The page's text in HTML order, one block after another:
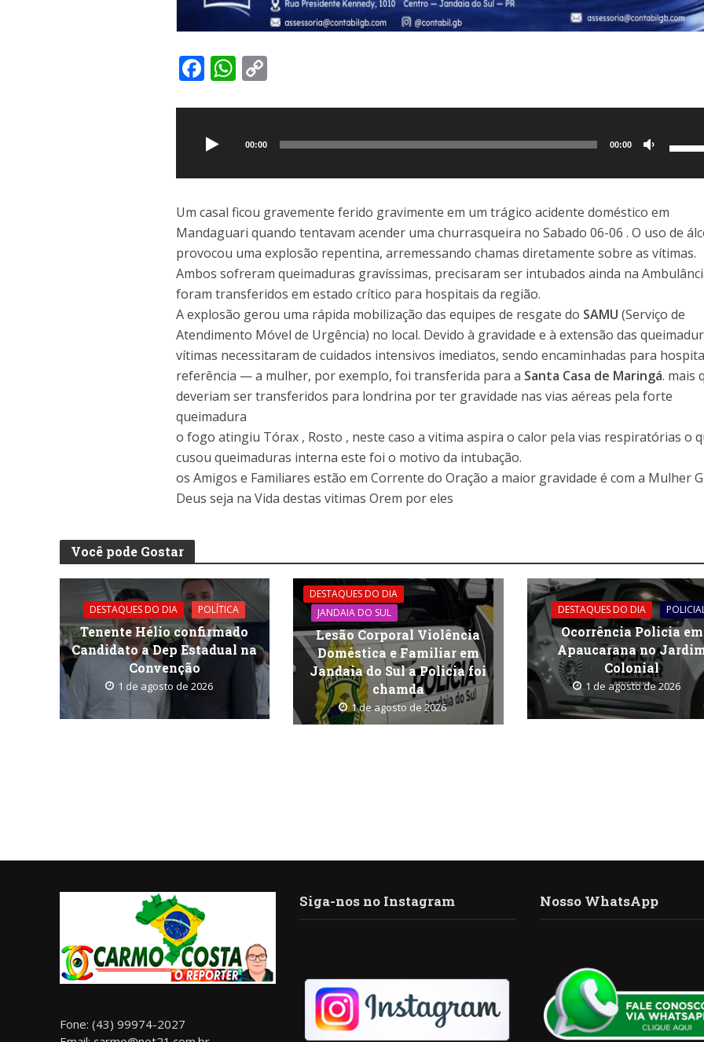
F
e
b
k
W
at
s
p
p
y
k
Tocador
áudio
00:00 00:00
setas
Um casal ficou gravemente ferido gravimente em um trágico acidente doméstico em
Mandaguari quando tentavam acender uma churrasqueira no Sabado 06-06. O uso de
provocou uma explosão repentina, arremessando chamas diretamente sobre as vítimas.
Ambos sofreram queimaduras gravíssimas, precisaram ser intubados ainda na
foram transferidos em estado crítico para hospitais da região.
A explosão gerou uma rápida mobilização das equipes de resgate do SAMU (Serviço de
Atendimento Móvel de Urgência) no local. Devido à gravidade e à extensão das
vítimas necessitaram de cuidados intensivos imediatos, sendo encaminhadas para
referência — a mulher, por exemplo, foi transferida para a Santa Casa de Maringá. mais
deveriam ser transferidos para londrina por ter gravidade nas vias aéreas pela forte
queimadura
o fogo atingiu Tórax , Rosto , neste caso a vitima aspira o calor pela vias respiratórias o
cusou queimaduras interna este foi o motivo da intubação.
os Amigos e Familiares estão em Corrente do Oração a maior gravidade é com a Mulher
Deus seja na Vida destas vitimas Orem por eles
Você pode Gostar
DESTAQUES DO DIA POLÍTICA
Tenente Hélio confirmado
Candidato a Dep Estadual na
Convenção
1 de agosto de 2026
DESTAQUES DO DIA
JANDAIA DO SUL
Lesão Corporal Violência
Doméstica e Familiar em
Jandaia do Sul a Policia foi
chamda
1 de agosto de 2026
DESTAQUES DO DIA
Ocorrência Policia em
Apaucarana no
Colonial
1 de agosto de 2026
Fone: (43) 99974-2027
Siga-nos no Instagram Nosso WhatsApp